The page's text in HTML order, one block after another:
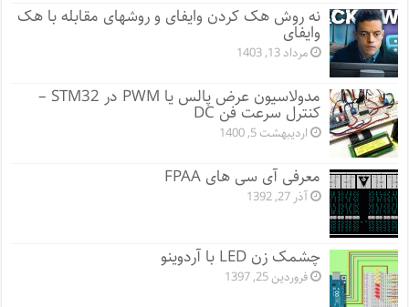
نه روش هک کردن وایفای و روشهای مقابله با هک
وایفای
مرداد 13, 1403
مدولاسیون عرض پالس یا PWM در STM32 –
کنترل سرعت فن DC
اردیبهشت 5, 1400
معرفی آی سی های FPAA
آذر 27, 1392
چشمک زن LED با آردوینو
فروردین 25, 1397